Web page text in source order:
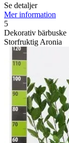
Se detaljer
Mer information
5
Dekorativ bärbuske
Storfruktig Aronia